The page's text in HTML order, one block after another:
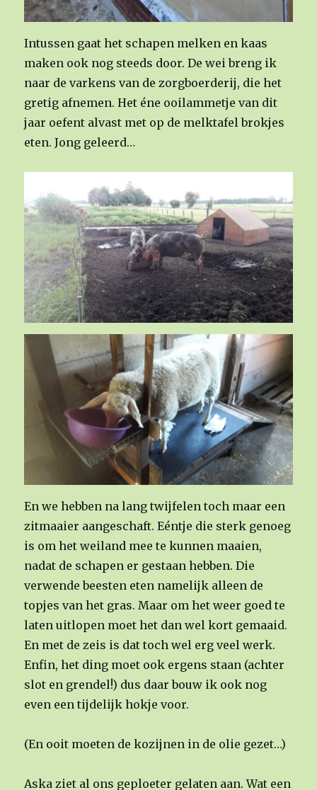
Intussen gaat het schapen melken en kaas
maken ook nog steeds door. De wei breng ik
naar de varkens van de zorgboerderij, die het
gretig afnemen. Het éne ooilammetje van dit
jaar oefent alvast met op de melktafel brokjes
eten. Jong geleerd…
En we hebben na lang twijfelen toch maar een
zitmaaier aangeschaft. Eéntje die sterk genoeg
is om het weiland mee te kunnen maaien,
nadat de schapen er gestaan hebben. Die
verwende beesten eten namelijk alleen de
topjes van het gras. Maar om het weer goed te
laten uitlopen moet het dan wel kort gemaaid.
En met de zeis is dat toch wel erg veel werk.
Enfin, het ding moet ook ergens staan (achter
slot en grendel!) dus daar bouw ik ook nog
even een tijdelijk hokje voor.
(En ooit moeten de kozijnen in de olie gezet…)
Aska ziet al ons geploeter gelaten aan. Wat een